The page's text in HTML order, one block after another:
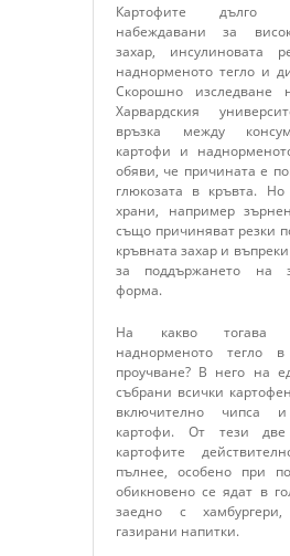
Картофите дълго
набеждавани за
захар, инсулиновата
наднорменото тегло и
Скорошно изследване
Харвардския
връзка между
картофи и
обяви, че причината е
глюкозата в кръвта. Но
храни, например
също причиняват резки
кръвната захар и
за поддържането на
форма.
На какво тогава
наднорменото тегло
проучване? В него на
събрани всички
включително чипса
картофи. От тези
картофите
пълнее, особено при
обикновено се ядат в
заедно с
газирани напитки.